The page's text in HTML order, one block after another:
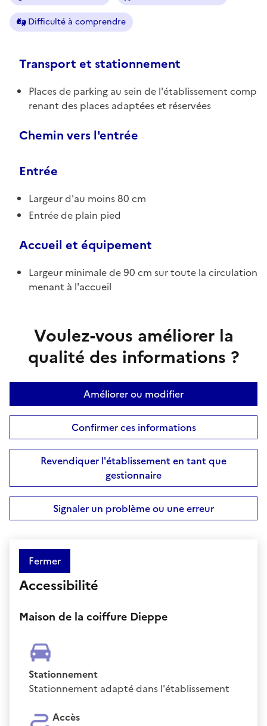
Difficulté à comprendre
Transport et stationnement
Places de parking au sein de l'établissement comp
renant des places adaptées et réservées
Chemin vers l'entrée
Entrée
Largeur d'au moins 80 cm
Entrée de plain pied
Accueil et équipement
Largeur minimale de 90 cm sur toute la circulation
menant à l'accueil
Voulez-vous améliorer la
qualité des informations ?
Améliorer ou modifier
Confirmer ces informations
Revendiquer l'établissement en tant que
gestionnaire
Signaler un problème ou une erreur
Fermer
Accessibilité
Maison de la coiffure Dieppe
Stationnement
Stationnement adapté dans l'établissement
Accès